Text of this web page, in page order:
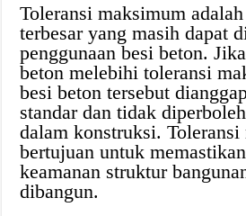
Toleransi maksimum
terbesar yang masih dapat
penggunaan besi beton.
beton melebihi toleransi
besi beton tersebut
standar dan tidak
dalam konstruksi.
bertujuan untuk
keamanan struktur
dibangun.